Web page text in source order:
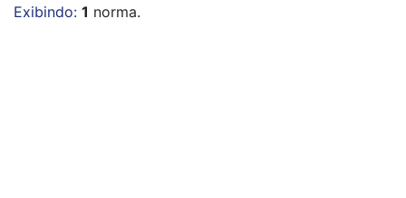
Exibindo: 1 norma.